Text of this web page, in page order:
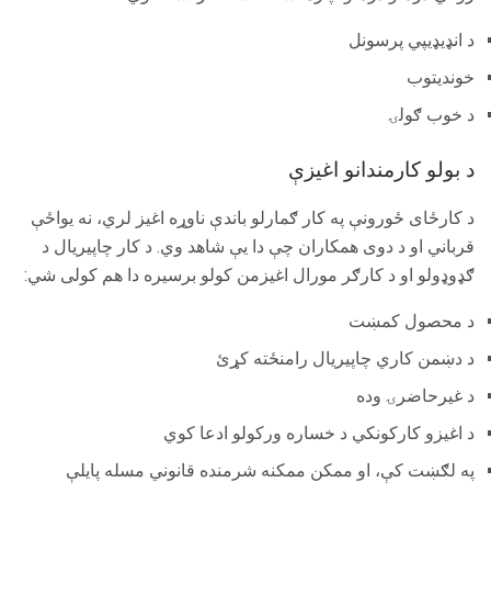
د انډیډیپي پرسونل
خوندیتوب
د خوب ګولۍ
د بولو کارمندانو اغیزې
د کارځای ځورونې په کار ګمارلو باندې ناوړه اغیز لري، نه یواځې
قرباني او د دوی همکاران چې دا یې شاهد وي. د کار چاپیریال د
ګډوډولو او د کارګر مورال اغیزمن کولو برسیره دا هم کولی شي:
د محصول کمښت
د دښمن کاري چاپیریال رامنځته کړئ
د غیرحاضرۍ وده
د اغیزو کارکونکي د خساره ورکولو ادعا کوي
په لګښت کې، او ممکن ممکنه شرمنده قانوني مسله پایلې